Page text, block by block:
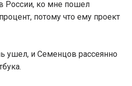
России, ко мне пошел
потому что ему проект
ушел, и Семенцов рассеянно